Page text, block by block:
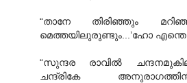
“താനേ തിരിഞ്ഞും
മെത്തയിലുരുണ്ടും...’ഹോ
“സുന്ദര രാവില്‍
ചന്ദ്രികേ